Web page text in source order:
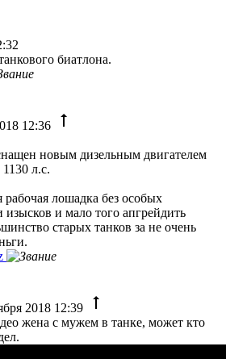
биатлона.
12:36
новым дизельным двигателем
л.с.
лошадка без особых
изысков и мало того апгрейдить
старых танков за не очень
2018 12:39
жена с мужем в танке, может кто